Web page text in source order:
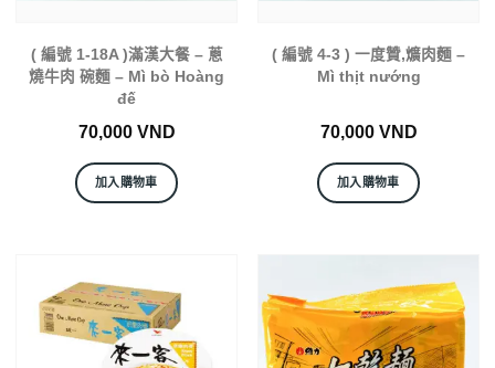
( 編號 1-18A )滿漢大餐 – 蔥
燒牛肉 碗麵 – Mì bò Hoàng
đế
70,000 VND
加入購物車
( 編號 4-3 ) 一度贊,爌肉麵 –
Mì thịt nướng
70,000 VND
加入購物車